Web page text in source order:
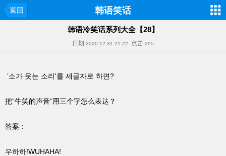
返回 韩语笑话
韩语冷笑话系列大全【28】
日期:2020-12-31 21:22 点击:295
‘소가 웃는 소리'를 세글자로 하면?
把“牛笑的声音”用三个字怎么表达？
答案：
우하하!WUHAHA!